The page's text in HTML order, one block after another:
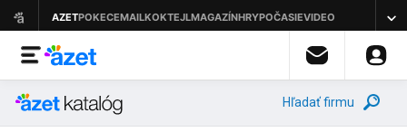
Hľadať firmu